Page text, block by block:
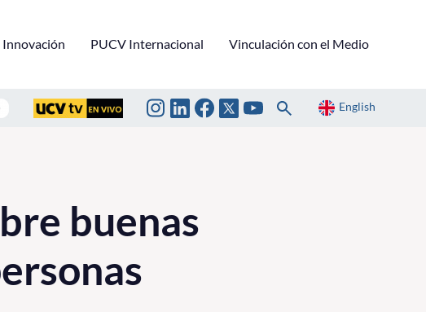
Innovación PUCV Internacional Vinculación con el Medio
English
buenas